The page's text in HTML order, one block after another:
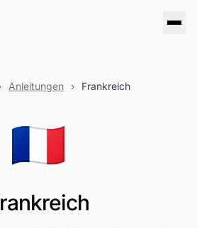
Anleitungen › Frankreich
🇫🇷